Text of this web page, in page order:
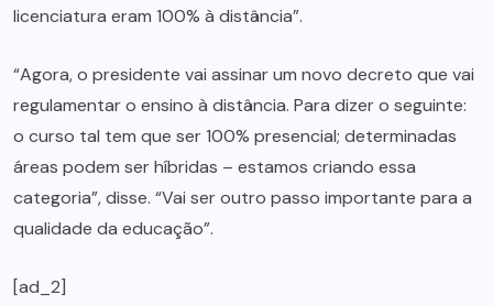
licenciatura eram 100% à distância”.
“Agora, o presidente vai assinar um novo decreto que vai
regulamentar o ensino à distância. Para dizer o seguinte:
o curso tal tem que ser 100% presencial; determinadas
áreas podem ser híbridas – estamos criando essa
categoria”, disse. “Vai ser outro passo importante para a
qualidade da educação”.
[ad_2]